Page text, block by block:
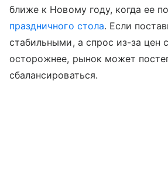
ближе к Новому году, когда ее
праздничного стола. Если
стабильными, а спрос из-за цен
осторожнее, рынок может
сбалансироваться.